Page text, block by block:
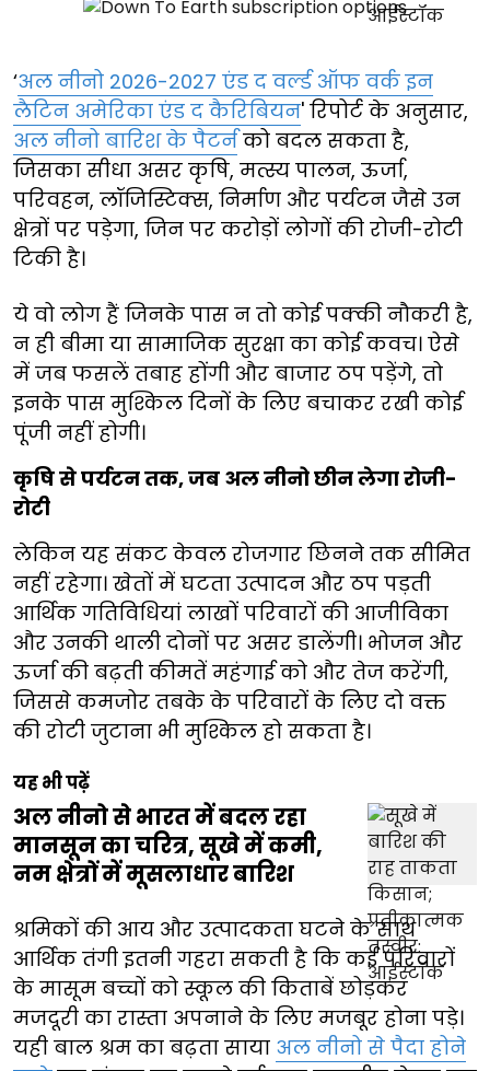
‘अल नीनो 2026-2027 एंड द वर्ल्ड ऑफ वर्क इन
लैटिन अमेरिका एंड द कैरिबियन' रिपोर्ट के अनुसार,
अल नीनो बारिश के पैटर्नको बदल सकता है,
जिसका सीधा असर कृषि, मत्स्य पालन, ऊर्जा,
परिवहन, लॉजिस्टिक्स, निर्माण और पर्यटन जैसे उन
क्षेत्रों पर पड़ेगा, जिन पर करोड़ों लोगों की रोजी-रोटी
टिकी है।
ये वो लोग हैं जिनके पास न तो कोई पक्की नौकरी है,
न ही बीमा या सामाजिक सुरक्षा का कोई कवच। ऐसे
में जब फसलें तबाह होंगी और बाजार ठप पड़ेंगे, तो
इनके पास मुश्किल दिनों के लिए बचाकर रखी कोई
पूंजी नहीं होगी।
कृषि से पर्यटन तक, जब अल नीनो छीन लेगा रोजी-
रोटी
लेकिन यह संकट केवल रोजगार छिनने तक सीमित
नहीं रहेगा। खेतों में घटता उत्पादन और ठप पड़ती
आर्थिक गतिविधियां लाखों परिवारों की आजीविका
और उनकी थाली दोनों पर असर डालेंगी। भोजन और
ऊर्जा की बढ़ती कीमतें महंगाई को और तेज करेंगी,
जिससे कमजोर तबके के परिवारों के लिए दो वक्त
की रोटी जुटाना भी मुश्किल हो सकता है।
यह भी पढ़ें
अल नीनो से भारत में बदल रहा
मानसून का चरित्र, सूखे में कमी,
नम क्षेत्रों में मूसलाधार बारिश
श्रमिकों की आय और उत्पादकता घटने के साथ
आर्थिक तंगी इतनी गहरा सकती है कि कई परिवारों
के मासूम बच्चों को स्कूल की किताबें छोड़कर
मजदूरी का रास्ता अपनाने के लिए मजबूर होना पड़े।
यही बाल श्रम का बढ़ता साया अल नीनो से पैदा होने